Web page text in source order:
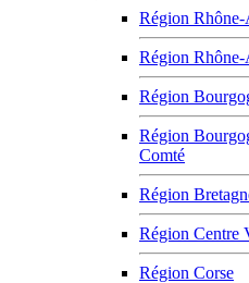
Région
Région
Région
Région
Comté
Région
Région Centre
Région Corse